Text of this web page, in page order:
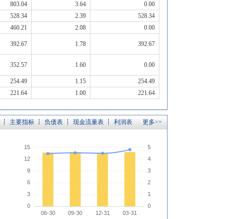
803.04 3.64
0.00
528.34 2.39
528.34
460.21 2.08
0.00
392.67 1.78 392.67
352.57 1.60 0.00
254.49 1.15
254.49
221.64 1.00 221.64
主要指标 负债表 现金流量表 利润表 更多>>